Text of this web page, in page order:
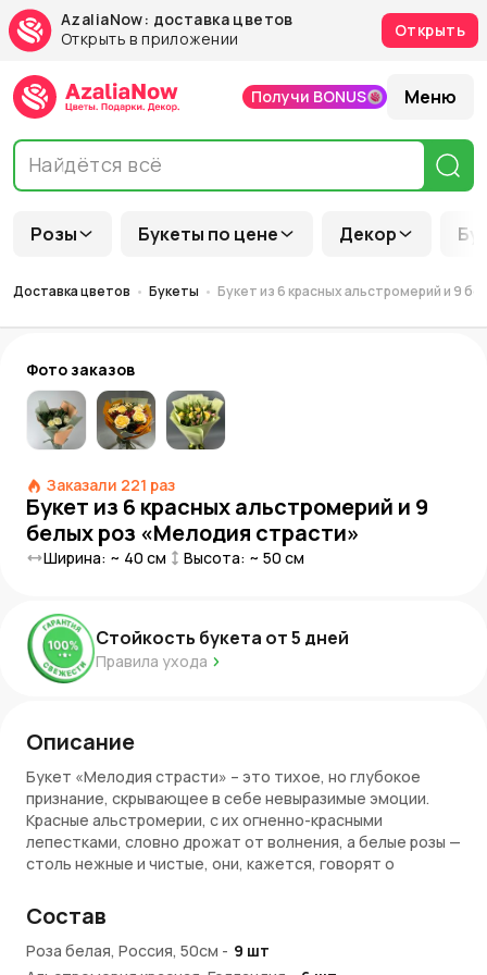
AzaliaNow: доставка цветов
Открыть в приложении
Открыть
Розы Букеты по цене Декор
Получи BONUS Меню
Доставка цветов Букеты Букет из 6 красных альстромерий и 9
Фото заказов
Заказали 221 раз
Букет из 6 красных альстромерий и 9
белых роз «Мелодия страсти»
Ширина: ~ 40 см Высота: ~ 50 см
Стойкость букета от5 дней
Правила ухода
Описание
Букет «Мелодия страсти» – это тихое, но глубокое
признание, скрывающее в себе невыразимые эмоции.
Красные альстромерии, с их огненно-красными
лепестками, словно дрожат от волнения, а белые розы —
столь нежные и чистые, они, кажется, говорят о
композиция — как рассвет на фоне огненных небес, где
любовь сочетается с глубокими, скрытыми мыслями, с
тем, что не сказать словами, но можно передать через
Состав
Роза белая, Россия, 50см - 9 шт